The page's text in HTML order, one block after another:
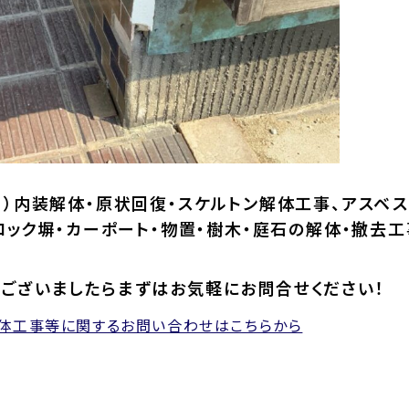
装解体・原状回復・スケルトン解体工事、アスベス
ク塀・カーポート・物置・樹木・庭石の解体・撤去工
いましたらまずはお気軽にお問合せください！
体工事等に関するお問い合わせはこちらから